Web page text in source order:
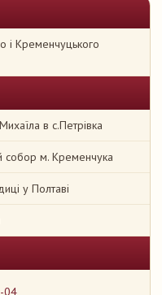
і Кременчуцького
в с.Петрівка
собор м. Кременчука
у Полтаві
04